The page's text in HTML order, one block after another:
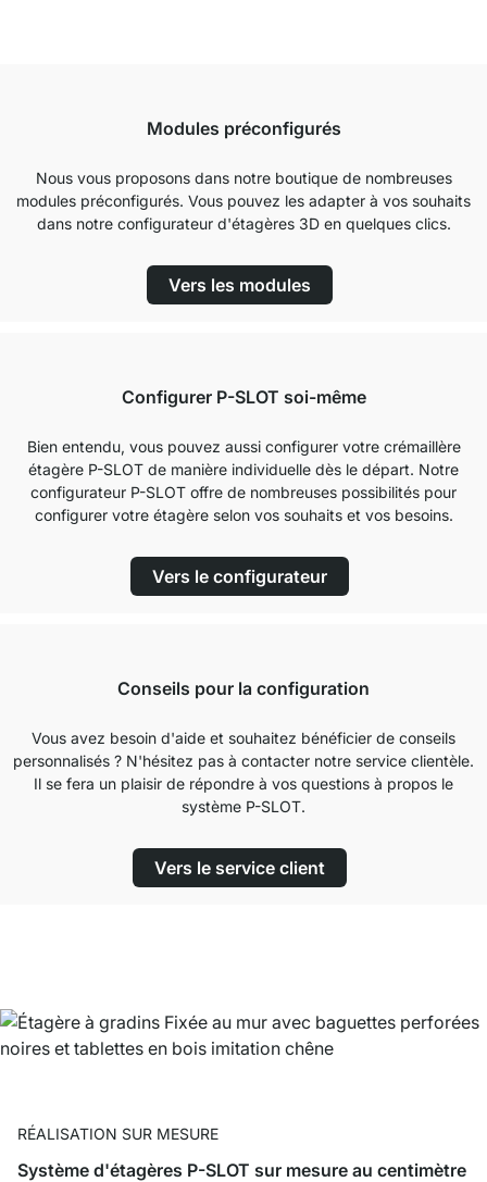
Modules préconfigurés
Nous vous proposons dans notre boutique de nombreuses
modules préconfigurés. Vous pouvez les adapter à vos souhaits
dans notre configurateur d'étagères 3D en quelques clics.
Vers les modules
Configurer P-SLOT soi-même
Bien entendu, vous pouvez aussi configurer votre crémaillère
étagère P-SLOT de manière individuelle dès le départ. Notre
configurateur P-SLOT offre de nombreuses possibilités pour
configurer votre étagère selon vos souhaits et vos besoins.
Vers le configurateur
Conseils pour la configuration
Vous avez besoin d'aide et souhaitez bénéficier de conseils
personnalisés ? N'hésitez pas à contacter notre service clientèle.
Il se fera un plaisir de répondre à vos questions à propos le
système P-SLOT.
Vers le service client
RÉALISATION SUR MESURE
Système d'étagères P-SLOT sur mesure au centimètre